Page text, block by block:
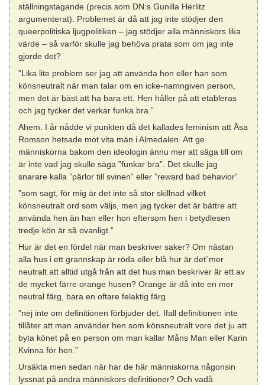
ställningstagande (precis som DN:s Gunilla Herlitz
argumenterat). Problemet är då att jag inte stödjer den
queerpolitiska ljugpolitiken – jag stödjer alla människors lika
värde – så varför skulle jag behöva prata som om jag inte
gjorde det?
”Lika lite problem ser jag att använda hon eller han som
könsneutralt när man talar om en icke-namngiven person,
men det är bäst att ha bara ett. Hen håller på att etableras
och jag tycker det verkar funka bra.”
Ahem. I år nådde vi punkten då det kallades feminism att Åsa
Romson hetsade mot vita män i Almedalen. Att ge
människorna bakom den ideologin ännu mer att säga till om
är inte vad jag skulle säga ”funkar bra”. Det skulle jag
snarare kalla ”pärlor till svinen” eller ”reward bad behavior”
”som sagt, för mig är det inte så stor skillnad vilket
könsneutralt ord som väljs, men jag tycker det är bättre att
använda hen än han eller hon eftersom hen i betydlesen
tredje kön är så ovanligt.”
Hur är det en fördel när man beskriver saker? Om nästan
alla hus i ett grannskap är röda eller blå hur är det`mer
neutralt att alltid utgå från att det hus man beskriver är ett av
de mycket färre orange husen? Orange är då inte en mer
neutral färg, bara en oftare felaktig färg.
”nej inte om definitionen förbjuder det. Ifall definitionen inte
tillåter att man använder hen som könsneutralt vore det ju att
byta könet på en person om man kallar Måns Man eller Karin
Kvinna för hen.”
Ursäkta men sedan när har de här människorna någonsin
lyssnat på andra människors definitioner? Och vadå